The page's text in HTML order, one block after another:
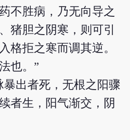
不胜病，乃无向导之
猪胆之阴寒，则可引
格拒之寒而调其逆。
也。”
暴出者死，无根之阳骤
者生，阳气渐交，阴